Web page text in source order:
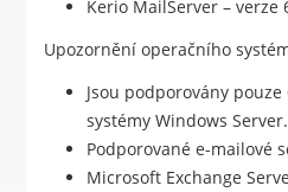
Kerio MailServer – verze
Upozornění operačního
Jsou podporovány
systémy Windows Server.
Podporované e-mailové
Microsoft Exchange